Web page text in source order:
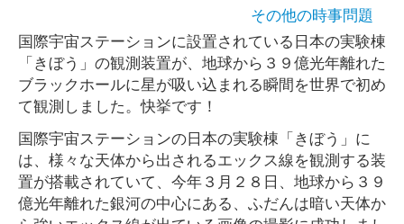
その他の時事問題
国際宇宙ステーションに設置されている日本の実験棟
「きぼう」の観測装置が、地球から３９億光年離れた
ブラックホールに星が吸い込まれる瞬間を世界で初め
て観測しました。快挙です！
国際宇宙ステーションの日本の実験棟「きぼう」に
は、様々な天体から出されるエックス線を観測する装
置が搭載されていて、今年３月２８日、地球から３９
億光年離れた銀河の中心にある、ふだんは暗い天体か